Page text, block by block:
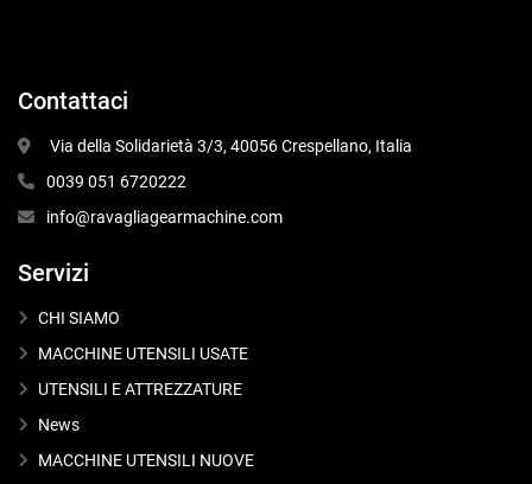
Contattaci
Via della Solidarietà 3/3, 40056 Crespellano, Italia
0039 051 6720222
info@ravagliagearmachine.com
Servizi
CHI SIAMO
MACCHINE UTENSILI USATE
UTENSILI E ATTREZZATURE
News
MACCHINE UTENSILI NUOVE